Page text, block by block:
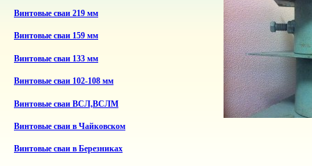
Винтовые сваи 219 мм
Винтовые сваи 159 мм
Винтовые сваи 133 мм
Винтовые сваи 102-108 мм
Винтовые сваи ВСЛ,ВСЛМ
Винтовые сваи в Чайковском
Винтовые сваи в Березниках